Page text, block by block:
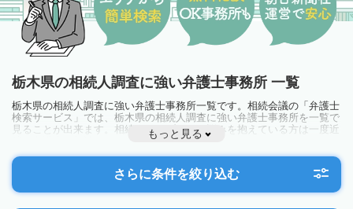
栃木県の相続人調査に強い弁護士事務所 一覧
栃木県の相続人調査に強い弁護士事務所一覧です。相続会議の「弁護士
検索サービス」では、栃木県の相続人調査に強い弁護士事務所を一覧で
見ることが出来ます。相続のトラブルやお悩みを抱えている方は一度近
隣の弁護士に相談してみましょう。
もっと見る
さらに条件を絞り込む